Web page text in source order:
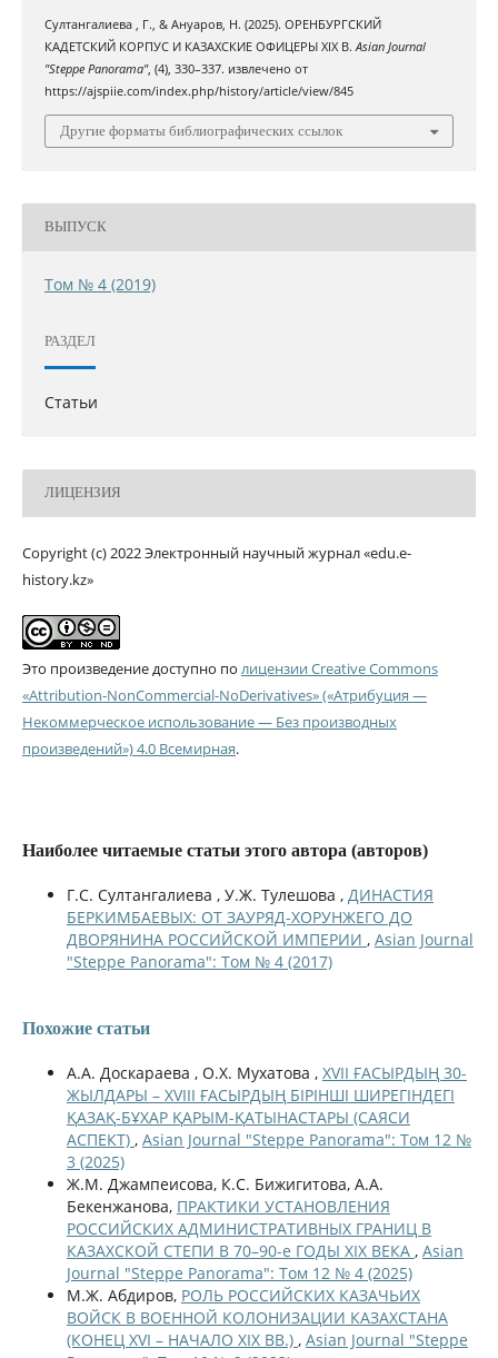
Султангалиева , Г., & Ануаров, Н. (2025). ОРЕНБУРГСКИЙ
КАДЕТСКИЙ КОРПУС И КАЗАХСКИЕ ОФИЦЕРЫ XIX В.Asian Journal
"Steppe Panorama", (4), 330–337. извлечено от
https://ajspiie.com/index.php/history/article/view/845
Другие форматы библиографических ссылок
ВЫПУСК
Том № 4 (2019)
РАЗДЕЛ
Статьи
ЛИЦЕНЗИЯ
Copyright (c) 2022 Электронный научный журнал «edu.e-
history.kz»
Это произведение доступно по лицензии Creative Commons
«Attribution-NonCommercial-NoDerivatives» («Атрибуция —
Некоммерческое использование — Без производных
произведений») 4.0 Всемирная.
Наиболее читаемые статьи этого автора (авторов)
Г.С. Султангалиева , У.Ж. Тулешова , ДИНАСТИЯ
БЕРКИМБАЕВЫХ: ОТ ЗАУРЯД-ХОРУНЖЕГО ДО
ДВОРЯНИНА РОССИЙСКОЙ ИМПЕРИИ , Asian Journal
"Steppe Panorama": Том № 4 (2017)
Похожие статьи
А.А. Доскараева , О.Х. Мухатова , XVII ҒАСЫРДЫҢ 30-
ЖЫЛДАРЫ – XVIIІ ҒАСЫРДЫҢ БІРІНШІ ШИРЕГІНДЕГІ
ҚАЗАҚ-БҰХАР ҚАРЫМ-ҚАТЫНАСТАРЫ (САЯСИ
АСПЕКТ) , Asian Journal "Steppe Panorama": Том 12 №
3 (2025)
Ж.М. Джампеисова, К.С. Бижигитова, А.А.
Бекенжанова, ПРАКТИКИ УСТАНОВЛЕНИЯ
РОССИЙСКИХ АДМИНИСТРАТИВНЫХ ГРАНИЦ В
КАЗАХСКОЙ СТЕПИ В 70–90-е ГОДЫ XIX ВЕКА , Asian
Journal "Steppe Panorama": Том 12 № 4 (2025)
М.Ж. Абдиров, РОЛЬ РОССИЙСКИХ КАЗАЧЬИХ
ВОЙСК В ВОЕННОЙ КОЛОНИЗАЦИИ КАЗАХСТАНА
(КОНЕЦ XVI – НАЧАЛО XIX ВВ.) , Asian Journal "Steppe